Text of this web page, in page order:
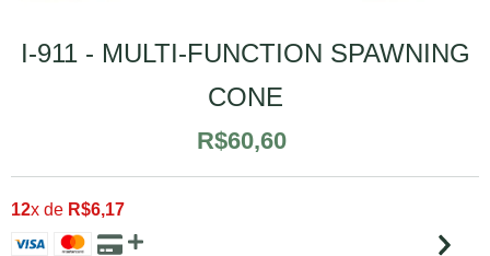
I-911 - MULTI-FUNCTION SPAWNING
CONE
R$60,60
12x de R$6,17